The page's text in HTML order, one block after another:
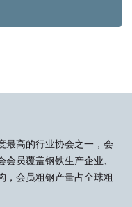
最高的行业协会之一，会
员覆盖钢铁生产企业、
，会员粗钢产量占全球粗